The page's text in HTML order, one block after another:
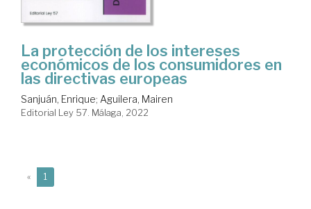
La protección de los intereses
económicos de los consumidores en
las directivas europeas
Sanjuán, Enrique; Aguilera, Mairen
Editorial Ley 57. Málaga, 2022
« 1